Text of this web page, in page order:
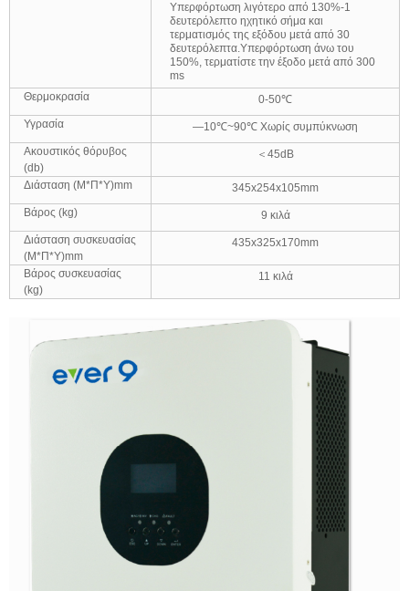
Υπερφόρτωση λιγότερο από 130%-1
δευτερόλεπτο ηχητικό σήμα και
τερματισμός της εξόδου μετά από 30
δευτερόλεπτα.Υπερφόρτωση άνω του
150%, τερματίστε την έξοδο μετά από 300
ms
Θερμοκρασία
0-50℃
Υγρασία
—10℃~90℃ Χωρίς συμπύκνωση
Ακουστικός θόρυβος
(db)
＜45dB
Διάσταση (Μ*Π*Υ)mm
345x254x105mm
Βάρος (kg)
9 κιλά
Διάσταση συσκευασίας
(Μ*Π*Υ)mm
435x325x170mm
Βάρος συσκευασίας
(kg)
11 κιλά